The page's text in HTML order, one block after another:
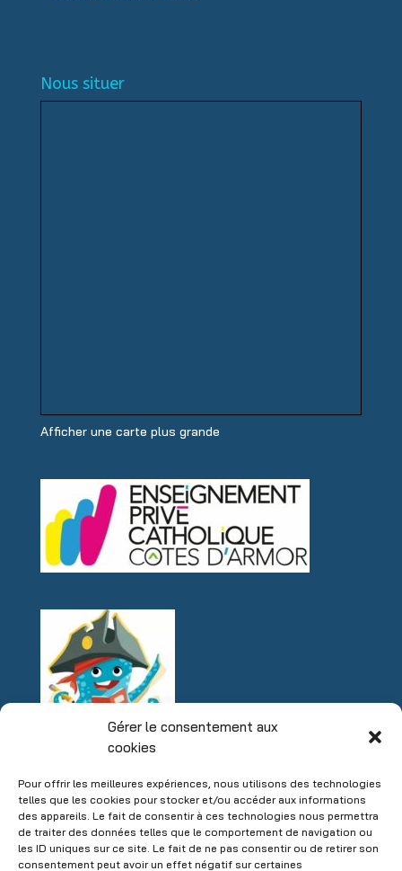
Gérer le consentement aux
cookies
Pour offrir les meilleures expériences, nous utilisons des technologies
telles que les cookies pour stocker et/ou accéder aux informations
des appareils. Le fait de consentir à ces technologies nous permettra
de traiter des données telles que le comportement de navigation ou
les ID uniques sur ce site. Le fait de ne pas consentir ou de retirer son
consentement peut avoir un effet négatif sur certaines
Nous situer
Afficher une carte plus grande